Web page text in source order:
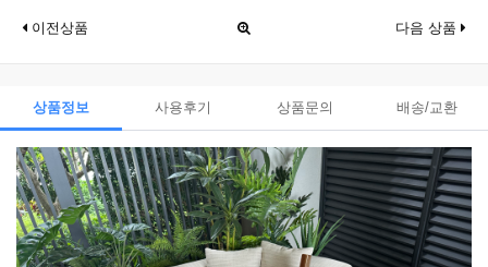
이전상품 다음 상품
상품정보 사용후기 상품문의 배송/교환